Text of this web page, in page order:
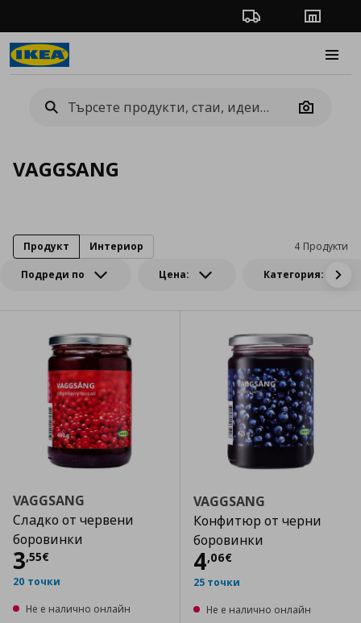
Проследяване на
Camera
VAGGSANG
Подреди по Цена: Категория:
4 Продукти
Продукт Интериор
VAGGSANG
Сладко от червени
боровинки
3,55€
Цена
20 точки
Не е налично онлайн
VAGGSANG
Конфитюр от черни
боровинки
4,06€
Цена
25 точки
Не е налично онлайн